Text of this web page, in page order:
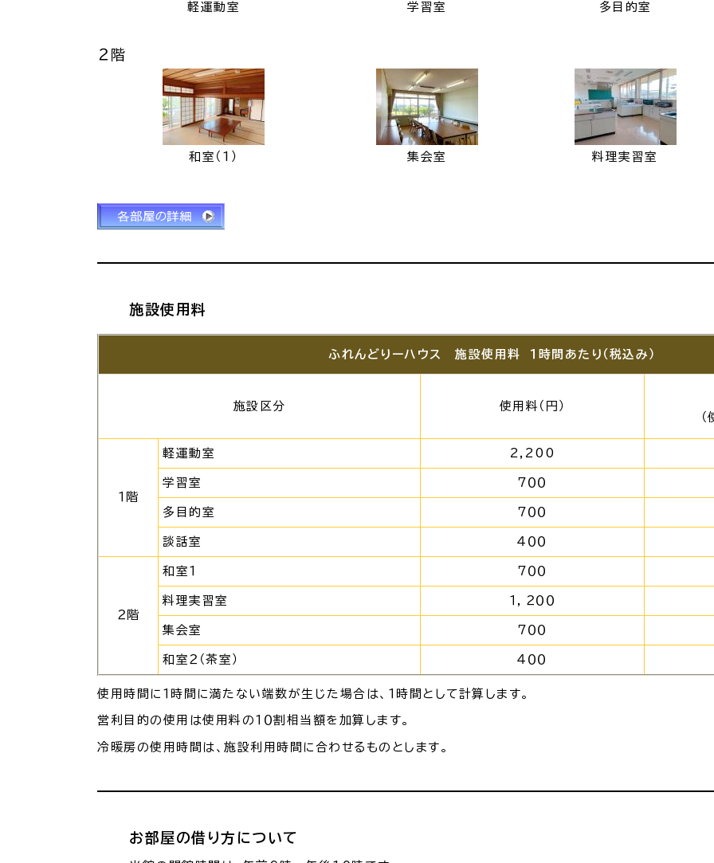
軽運動室 学習室 多目的室
２階
和室（1） 集会室 料理実習室
施設使用料
ふれんどりーハウス 施設使用料 １時間あたり（税込み）
施設区分
使用料（円）
１階
軽運動室 2,200
学習室 ７００
多目的室 ７００
談話室 ４００
２階
和室１ ７００
料理実習室 １，２００
集会室 ７００
和室２（茶室） ４００
使用時間に１時間に満たない端数が生じた場合は、１時間として計算します。
営利目的の使用は使用料の１０割相当額を加算します。
冷暖房の使用時間は、施設利用時間に合わせるものとします。
お部屋の借り方について